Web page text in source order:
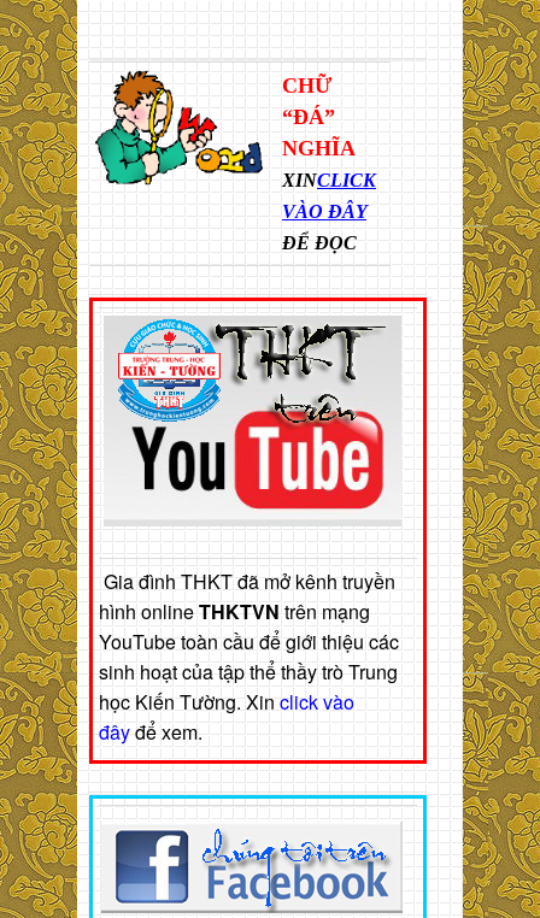
CHỮ
“ĐÁ”
NGHĨA
XINCLICK
VÀO ĐÂY
ĐỂ ĐỌC
Gia đình THKT đã mở kênh truyền
hình onlineTHKTVN trên mạng
YouTube toàn cầu để giới thiệu các
sinh hoạt của tập thể thầy trò Trung
học Kiến Tường. Xin click vào
đâyđể xem.